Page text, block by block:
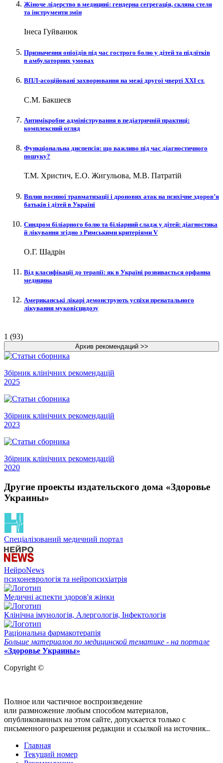
Жіноче лідерство в медицині: гендерна сегрегація, скляна стеля
та інструменти змін
Інеса Гуйванюк
Призначення опіоїдів під час гострого болю у дітей та підлітків
в амбулаторних умовах
ВПЛ-асоційовані захворювання на межі другої чверті XXI ст.
С.М. Бакшеєв
Антимікробне адміністрування в педіатричній практиці:
комплексний огляд
Функціональна диспепсія: що важливо під час діагностичного
пошуку?
Т.М. Христич, Е.О. Жигульова, М.В. Патратій
Вплив воєнної травматизації і дронових атак на психічне здоров’я
батьків і дітей в Україні
Синдром біліарного болю та біліарний сладж у дітей: діагностика
й лікування згідно з Римськими критеріями V
О.Г. Шадрін
Від класифікації до терапії: як в Україні розвивається орфанна
медицина
Американські лікарі демонструють успіхи пренатального
лікування муковісцидозу
1 (93)
Збірник клінічних рекомендацій
2025
Збірник клінічних рекомендацій
2023
Збірник клінічних рекомендацій
2020
Другие проекты издательского дома «Здоровье
Украины»
Спеціалізований медичний портал
НейроNews
психоневрологія та нейропсихіатрія
Медичні аспекти здоров'я жінки
Клінічна імунологія, Алергологія, Інфектологія
Раціональна фармакотерапія
Больше материалов по медицинской тематике - на портале
«Здоровье Украины»
Copyright ©
Полное или частичное воспроизведение
или размножение любым способом материалов,
опубликованных на этом сайте, допускается только с
письменного разрешения редакции и ссылкой на источник..
Главная
Текущий номер